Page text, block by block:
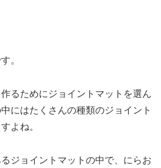
。
るためにジョイントマットを選ん
にはたくさんの種類のジョイント
よね。
ジョイントマットの中で、にらお